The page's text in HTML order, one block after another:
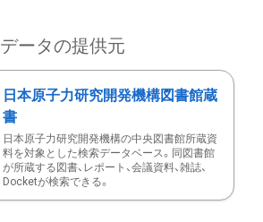
データの提供元
日本原子力研究開発機構図書館蔵
書
日本原子力研究開発機構の中央図書館所蔵資
料を対象とした検索データベース。同図書館
が所蔵する図書、レポート、会議資料、雑誌、
Docketが検索できる。